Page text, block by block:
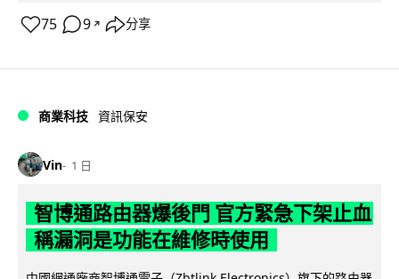
75 9 ↗ 分享
商業科技 資訊保安
Vin 1 日
智博通路由器爆後門 官方緊急下架止血
稱漏洞是功能在維修時使用